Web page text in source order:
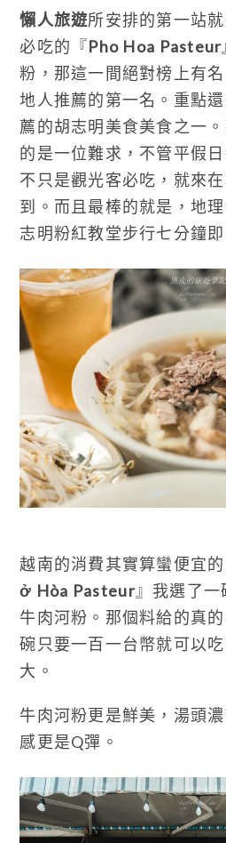
懶人旅遊所安排的第一站
必吃的『Pho Hoa Pasteur
粉，那這一間絕對榜上有
地人推薦的第一名。重點
薦的胡志明美食美食之一
的是一位難求，不管平假
不只是觀光客必吃，就來
到。而且最棒的就是，地
志明粉紅教堂步行七分鐘即
越南的消費其實算蠻便宜
ở Hòa Pasteur』我選了一
牛肉河粉。那個料給的真
碗只要一百一台幣就可以
大。
牛肉河粉更是鮮美，湯頭
感更是Q彈。